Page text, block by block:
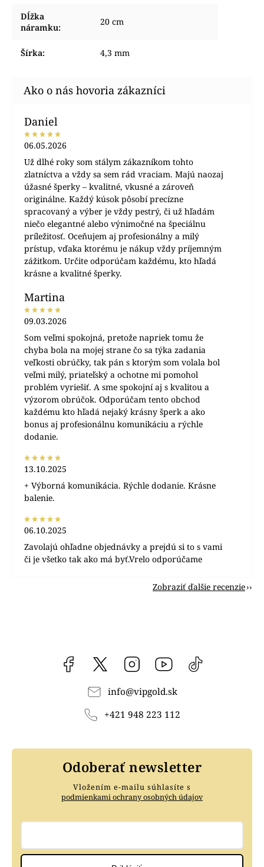
Dĺžka
náramku:
20 cm
Šírka: 4,3 mm
Daniel
06.05.2026
Už dlhé roky som stálym zákazníkom tohto
zlatníctva a vždy sa sem rád vraciam. Majú naozaj
úžasné šperky – kvalitné, vkusné a zároveň
originálne. Každý kúsok pôsobí precízne
spracovaný a výber je vždy pestrý, či už hľadám
niečo elegantné alebo výnimočné na špeciálnu
príležitosť. Oceňujem aj profesionálny a milý
prístup, vďaka ktorému je nákup vždy príjemným
zážitkom. Určite odporúčam každému, kto hľadá
krásne a kvalitné šperky.
Martina
09.03.2026
Som veľmi spokojná, pretože napriek tomu že
chyba bola na mojej strane čo sa týka zadania
veľkosti obrúčky, tak pán s ktorým som volala bol
veľmi milý, priateľský a ochotne mi pomohol
problém vyriešiť. A sme spokojní aj s kvalitou a
výzorom obrúčok. Odporúčam tento obchod
každému kto hľadá nejaký krásny šperk a ako
bonus aj profesionálnu komunikáciu a rýchle
dodanie.
13.10.2025
+ Výborná komunikácia. Rýchle dodanie. Krásne
balenie.
06.10.2025
Zavolajú ohľadne objednávky a prejdú si to s vami
či je všetko tak ako má byť.Vrelo odporúčame
Zobraziť ďalšie recenzie
Facebook vipgoldsk Instagram YouTube
info@vipgold.sk
+421 948 223 112
Odoberať newsletter
Vložením e-mailu súhlasíte s
podmienkami ochrany osobných údajov